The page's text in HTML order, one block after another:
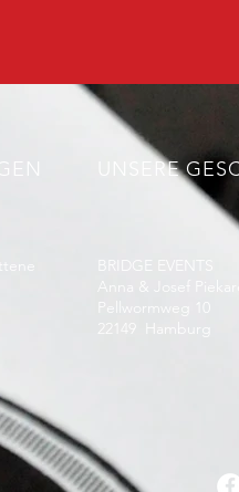
UNSERE
BRIDGE EVENTS
Anna & Josef
Pellwormweg 10
22149 Hamburg